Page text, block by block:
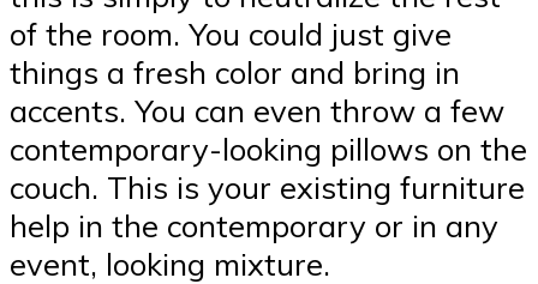
of the room. You could just give
things a fresh color and bring in
accents. You can even throw a few
contemporary-looking pillows on the
couch. This is your existing furniture
help in the contemporary or in any
event, looking mixture.